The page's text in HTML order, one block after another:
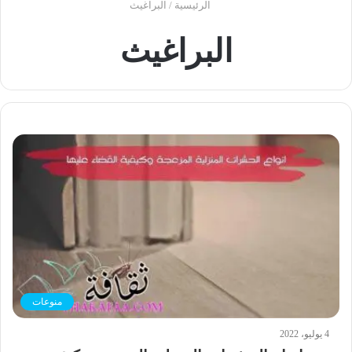
الرئيسية / البراغيث
البراغيث
منوعات
4 يوليو، 2022